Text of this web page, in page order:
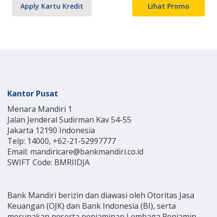
Apply Kartu Kredit Lihat Promo
Kantor Pusat
Menara Mandiri 1
Jalan Jenderal Sudirman Kav 54-55
Jakarta 12190 Indonesia
Telp: 14000, +62-21-52997777
Email: mandiricare@bankmandiri.co.id
SWIFT Code: BMRIIDJA
Bank Mandiri berizin dan diawasi oleh Otoritas Jasa
Keuangan (OJK) dan Bank Indonesia (BI), serta